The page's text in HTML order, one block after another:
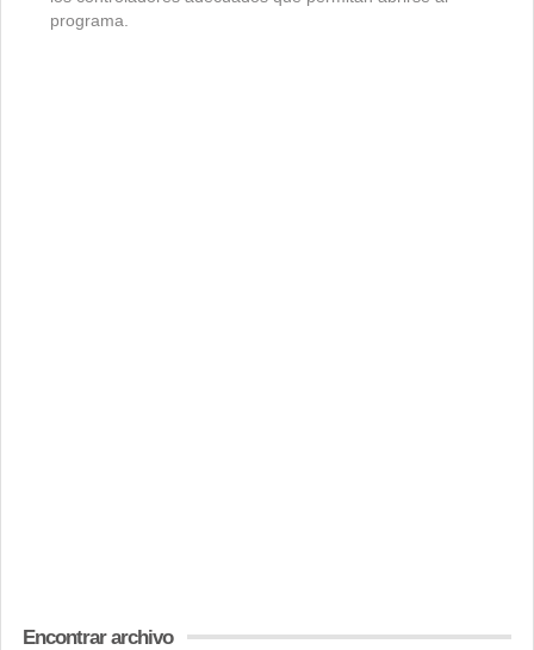
programa.
Encontrar archivo